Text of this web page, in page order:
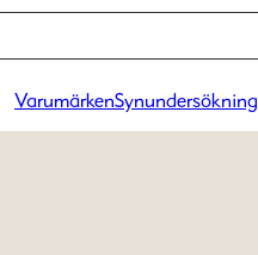
VarumärkenSynundersökning